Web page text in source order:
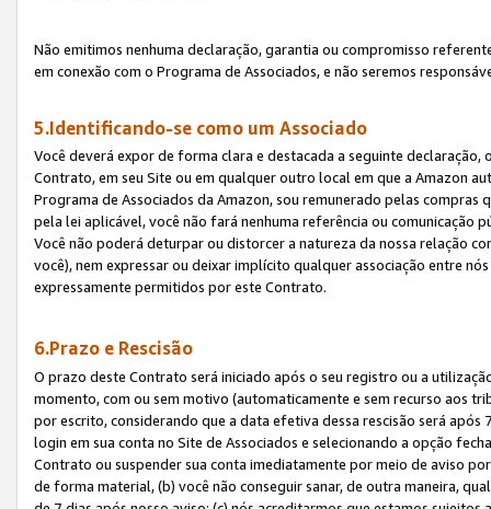
Não emitimos nenhuma declaração, garantia ou compromisso
em conexão com o Programa de Associados, e não seremos
5.Identificando-se como um Associado
Você deverá expor de forma clara e destacada a seguinte
Contrato, em seu Site ou em qualquer outro local em que a Amazon
Programa de Associados da Amazon, sou remunerado pelas
pela lei aplicável, você não fará nenhuma referência ou comunicação
Você não poderá deturpar ou distorcer a natureza da nossa relação
você), nem expressar ou deixar implícito qualquer associação entre
expressamente permitidos por este Contrato.
6.Prazo e Rescisão
O prazo deste Contrato será iniciado após o seu registro ou a
momento, com ou sem motivo (automaticamente e sem recurso aos
por escrito, considerando que a data efetiva dessa rescisão será
login em sua conta no Site de Associados e selecionando a opção
Contrato ou suspender sua conta imediatamente por meio de aviso
de forma material, (b) você não conseguir sanar, de outra maneira,